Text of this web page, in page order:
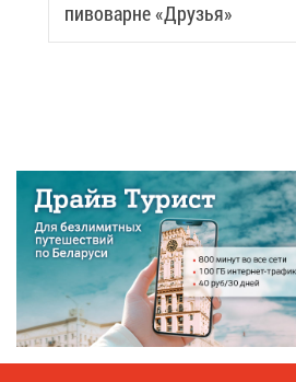
пи­во­варне «Дру­зья»